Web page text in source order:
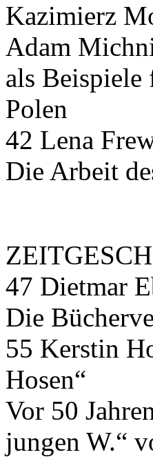
Kazimierz
Adam
als
Polen
42 Lena
Die Arbeit
47 Dietmar
Die
55 Kerstin
Hosen“
Vor 50
jungen W.“